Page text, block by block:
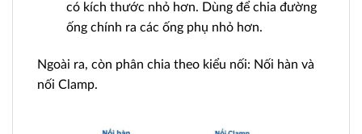
có kích thước nhỏ hơn. Dùng để chia đường
ống chính ra các ống phụ nhỏ hơn.
Ngoài ra, còn phân chia theo kiểu nối: Nối hàn và
nối Clamp.